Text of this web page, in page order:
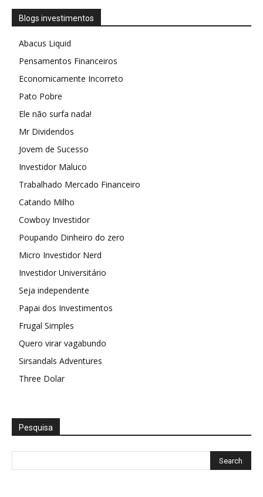
Blogs investimentos
Abacus Liquid
Pensamentos Financeiros
Economicamente Incorreto
Pato Pobre
Ele não surfa nada!
Mr Dividendos
Jovem de Sucesso
Investidor Maluco
Trabalhado Mercado Financeiro
Catando Milho
Cowboy Investidor
Poupando Dinheiro do zero
Micro Investidor Nerd
Investidor Universitário
Seja independente
Papai dos Investimentos
Frugal Simples
Quero virar vagabundo
Sirsandals Adventures
Three Dolar
Pesquisa